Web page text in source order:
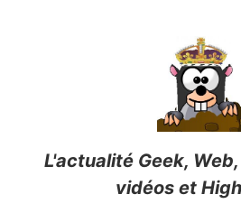
L'actualité Geek,
vidéos et